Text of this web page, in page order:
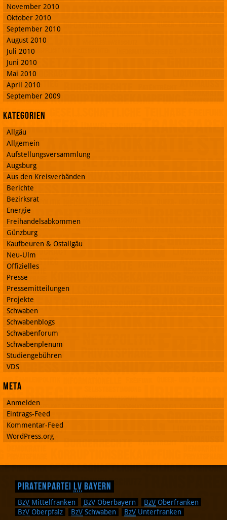
November 2010
Oktober 2010
September 2010
August 2010
Juli 2010
Juni 2010
Mai 2010
April 2010
September 2009
Kategorien
Allgäu
Allgemein
Aufstellungsversammlung
Augsburg
Aus den Kreisverbänden
Berichte
Bezirksrat
Energie
Freihandelsabkommen
Günzburg
Kaufbeuren & Ostallgäu
Neu-Ulm
Offizielles
Presse
Pressemitteilungen
Projekte
Schwaben
Schwabenblogs
Schwabenforum
Schwabenplenum
Studiengebühren
VDS
Meta
Anmelden
Eintrags-Feed
Kommentar-Feed
WordPress.org
Piratenpartei LV Bayern
BzV Mittelfranken BzV Oberbayern BzV Oberfranken
BzV Oberpfalz BzV Schwaben BzV Unterfranken